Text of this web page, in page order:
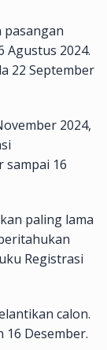
pasangan
Agustus 2024.
22 September
2024,
sampai 16
paling lama
Registrasi
calon.
Desember.